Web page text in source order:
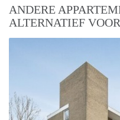
ANDERE
ALTERNATIEF